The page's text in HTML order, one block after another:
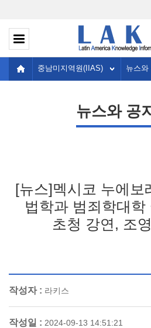
중남미지역원(IIAS) 뉴스와
뉴스와 공
[뉴스]멕시코 누에보
법학과 범죄학대학
초청 강연, 조
작성자 : 라키스
작성일 : 2024-09-13 14:51:21